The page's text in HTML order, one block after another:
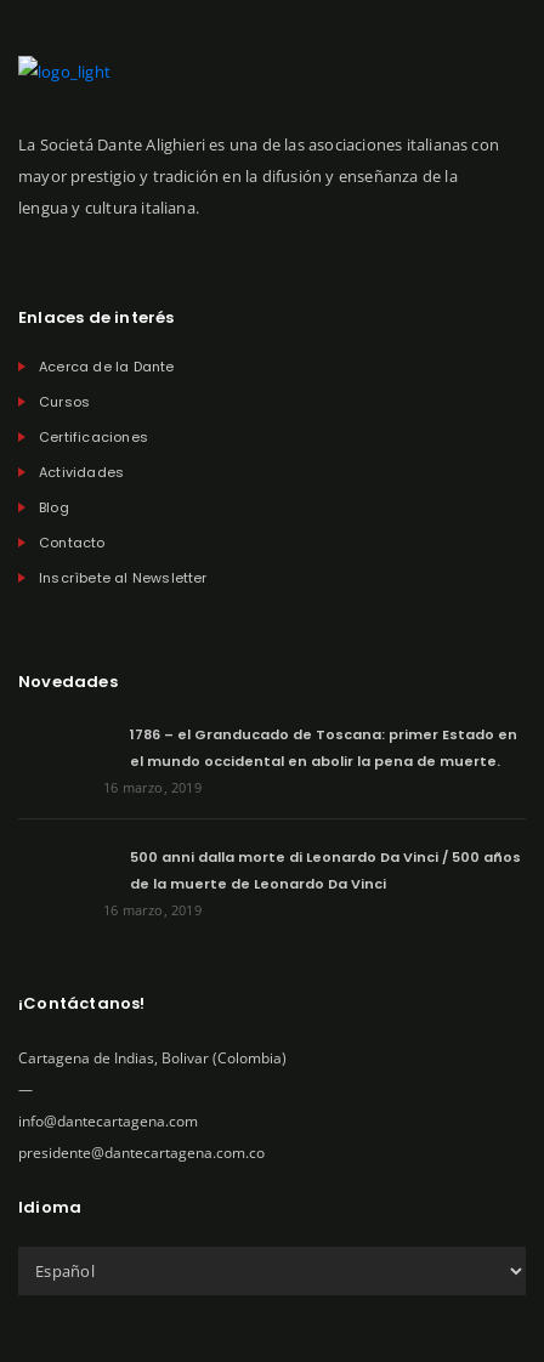
La Societá Dante Alighieri es una de las asociaciones italianas con
mayor prestigio y tradición en la difusión y enseñanza de la
lengua y cultura italiana.
Enlaces de interés
Acerca de la Dante
Cursos
Certificaciones
Actividades
Blog
Contacto
Inscrìbete al Newsletter
Novedades
1786 – el Granducado de Toscana: primer Estado en
el mundo occidental en abolir la pena de muerte.
16 marzo, 2019
500 anni dalla morte di Leonardo Da Vinci / 500 años
de la muerte de Leonardo Da Vinci
16 marzo, 2019
¡Contáctanos!
Cartagena de Indias, Bolivar (Colombia)
—
info@dantecartagena.com
presidente@dantecartagena.com.co
Idioma